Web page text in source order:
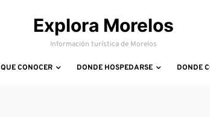
Explora Morelos
Información turística de Morelos
QUE CONOCER DONDE HOSPEDARSE DONDE